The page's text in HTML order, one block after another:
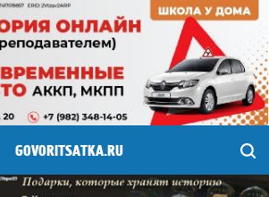
GOVORITSATKA.RU